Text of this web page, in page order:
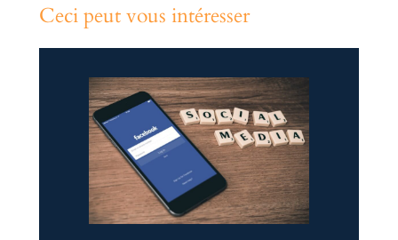
Ceci peut vous intéresser